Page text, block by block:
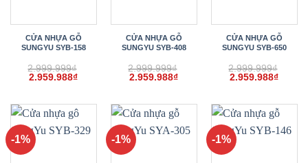
CỬA NHỰA GỖ
SUNGYU SYB-158
2.999.999₫
Giá
2.999.999₫.
2.959.988₫Giá
là:
2.959.988₫.
CỬA NHỰA GỖ
SUNGYU SYB-408
2.999.999₫
Giá
2.999.999₫.
2.959.988₫Giá
là:
2.959.988₫.
CỬA NHỰA GỖ
SUNGYU SYB-650
2.999.999₫
Giá
2.999.999₫.
2.959.988₫Giá
là:
-1% -1% -1%